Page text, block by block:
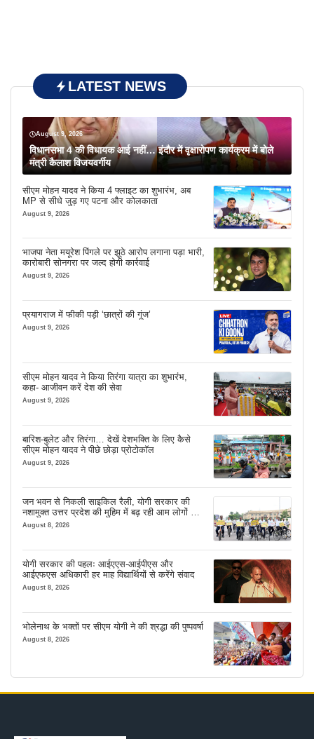
LATEST NEWS
August 9, 2026
विधानसभा 4 की विधायक आई नहीं… इंदौर में वृक्षारोपण कार्यक्रम में बोले
मंत्री कैलाश विजयवर्गीय
सीएम मोहन यादव ने किया 4 फ्लाइट का शुभारंभ, अब
MP से सीधे जुड़ गए पटना और कोलकाता
August 9, 2026
भाजपा नेता मयूरेश पिंगले पर झूठे आरोप लगाना पड़ा भारी,
कारोबारी सोनगरा पर जल्द होगी कार्रवाई
August 9, 2026
प्रयागराज में फीकी पड़ी ‘छात्रों की गूंज’
August 9, 2026
सीएम मोहन यादव ने किया तिरंगा यात्रा का शुभारंभ,
कहा- आजीवन करें देश की सेवा
August 9, 2026
बारिश-बुलेट और तिरंगा… देखें देशभक्ति के लिए कैसे
सीएम मोहन यादव ने पीछे छोड़ा प्रोटोकॉल
August 9, 2026
जन भवन से निकली साइकिल रैली, योगी सरकार की
नशामुक्त उत्तर प्रदेश की मुहिम में बढ़ रही आम लोगों की
भागीदारी
August 8, 2026
योगी सरकार की पहलः आईएएस-आईपीएस और
आईएफएस अधिकारी हर माह विद्यार्थियों से करेंगे संवाद
August 8, 2026
भोलेनाथ के भक्तों पर सीएम योगी ने की श्रद्धा की पुष्पवर्षा
August 8, 2026